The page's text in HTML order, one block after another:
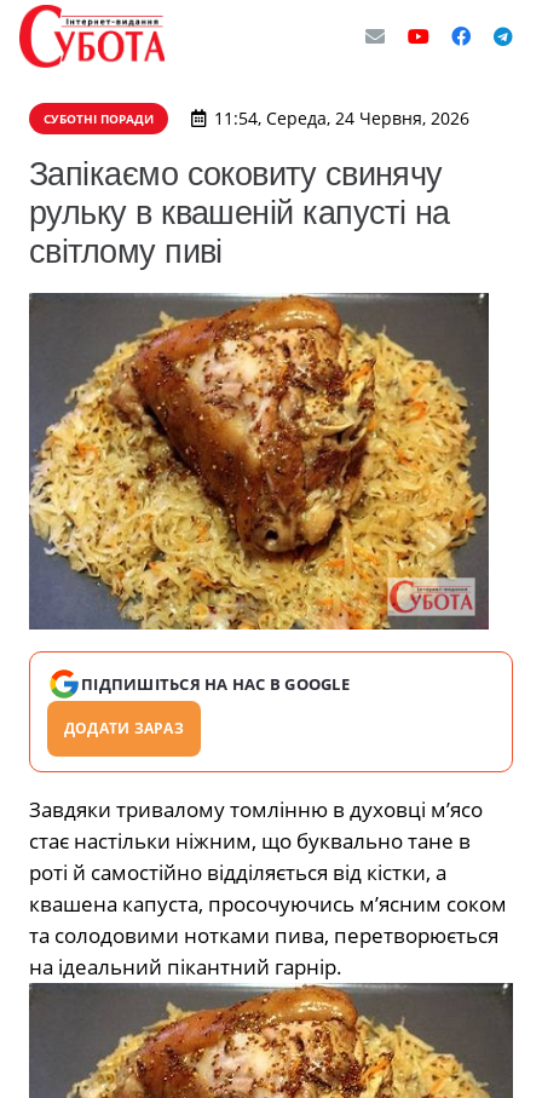
СУБОТНІ ПОРАДИ 11:54, Середа, 24 Червня, 2026
Запікаємо соковиту свинячу
рульку в квашеній капусті на
світлому пиві
ПІДПИШІТЬСЯ НА НАС В GOOGLE
ДОДАТИ ЗАРАЗ
Завдяки тривалому томлінню в духовці м’ясо
стає настільки ніжним, що буквально тане в
роті й самостійно відділяється від кістки, а
квашена капуста, просочуючись м’ясним соком
та солодовими нотками пива, перетворюється
на ідеальний пікантний гарнір.